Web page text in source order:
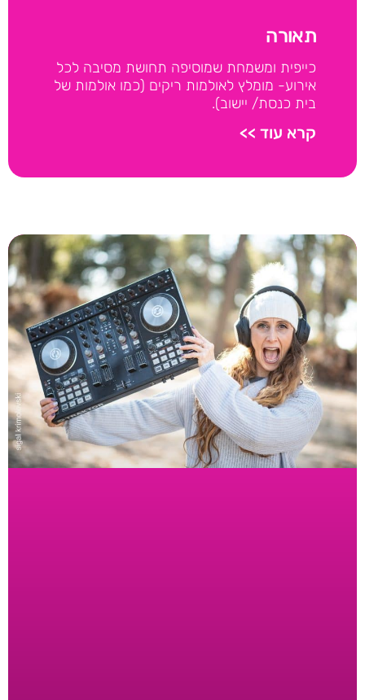
תאורה
כייפית ומשמחת שמוסיפה תחושת מסיבה לכל
אירוע- מומלץ לאולמות ריקים (כמו אולמות של
בית כנסת/ יישוב).
קרא עוד >>